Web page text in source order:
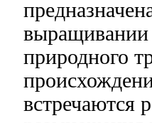
природного
встречаются